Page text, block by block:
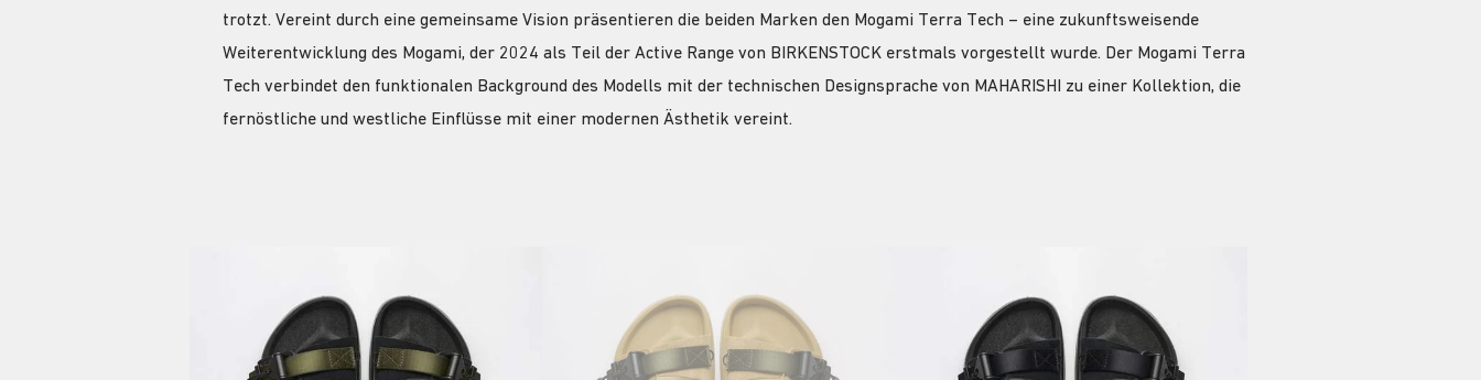
trotzt. Vereint durch eine gemeinsame Vision präsentieren die beiden Marken den Mogami Terra Tech – eine zukunftsweisende
Weiterentwicklung des Mogami, der 2024 als Teil der Active Range von BIRKENSTOCK erstmals vorgestellt wurde. Der Mogami Terra
Tech verbindet den funktionalen Background des Modells mit der technischen Designsprache von MAHARISHI zu einer Kollektion, die
fernöstliche und westliche Einflüsse mit einer modernen Ästhetik vereint.